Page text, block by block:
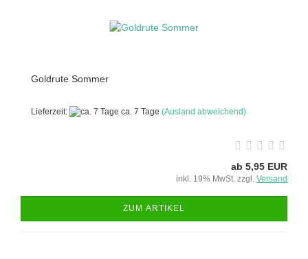
Goldrute Sommer
Lieferzeit: ca. 7 Tage (Ausland abweichend)
ab 5,95 EUR
inkl. 19% MwSt. zzgl. Versand
ZUM ARTIKEL